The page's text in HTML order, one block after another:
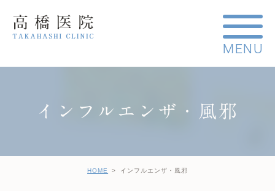
インフルエンザ・風邪
HOME インフルエンザ・風邪